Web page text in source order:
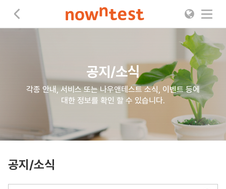
공지/소식
각종 안내, 서비스 또는 나우앤테스트 소식, 이벤트 등에
대한 정보를 확인 할 수 있습니다.
공지/소식